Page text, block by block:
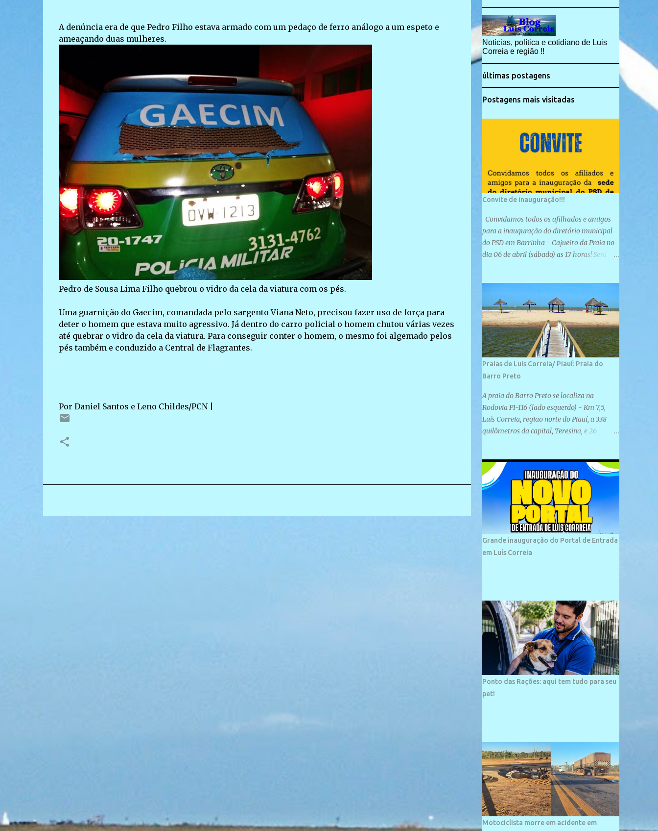
A denúncia era de que Pedro Filho estava armado com um pedaço de ferro análogo a um espeto e
ameaçando duas mulheres.
Pedro de Sousa Lima Filho quebrou o vidro da cela da viatura com os pés.
Uma guarnição do Gaecim, comandada pelo sargento Viana Neto, precisou fazer uso de força para
deter o homem que estava muito agressivo. Já dentro do carro policial o homem chutou várias vezes
até quebrar o vidro da cela da viatura. Para conseguir conter o homem, o mesmo foi algemado pelos
pés também e conduzido a Central de Flagrantes.
Por Daniel Santos e Leno Childes/PCN |
Noticias, política e cotidiano de Luis
Correia e região !!
últimas postagens
Postagens mais visitadas
Convite de inauguração!!!
Convidamos todos os afilhados e amigos
para a inauguração do diretório municipal
do PSD em Barrinha - Cajueiro da Praia no
dia 06 de abril (sábado) as 17 horas! Será
localizada na Rua São José, 98 Barrinha -
Cajueiro da Praia.
Praias de Luis Correia/ Piauí: Praia do
Barro Preto
A praia do Barro Preto se localiza na
Rodovia PI-116 (lado esquerdo) - Km 7,5,
Luís Correia, região norte do Piauí, a 338
quilômetros da capital, Teresina, e 26
plana e retilínea na maior parte de sua
extensão, chegando a mais ou menos a 1,5
km de paisagens exuberantes. Possui ondas
suaves devido ao extensivo molhe de pedras
que não chegam a 2 metros de altura, não
apresentando dunas em seu espaço
geográfico. Não se sabe ao certo porque a
praia leva esse nome, e muitas das suas
vizinhos. O bairro onde se localiza a praia é
palco de amplos investimentos e projetos
grandiosos como hotéis, pousadas e
residências de veraneio de grande porte. O
maior empreendimento fixado nessa área é
o SESC Praia, inaugurado em 12 de julho de
1996. Com arquitetura moderna,...
Grande inauguração do Portal de Entrada
em Luís Correia
Ponto das Rações: aqui tem tudo para seu
pet!
Motociclista morre em acidente em